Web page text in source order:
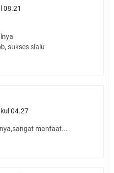
08.21
sukses slalu
04.27
manfaat...